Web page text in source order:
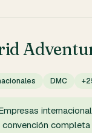
DMC
convención